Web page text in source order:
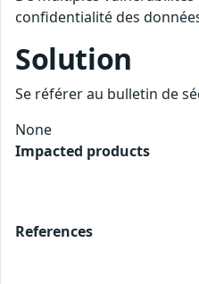
confidentialité des
Solution
Se référer au bulletin de
None
Impacted products
References